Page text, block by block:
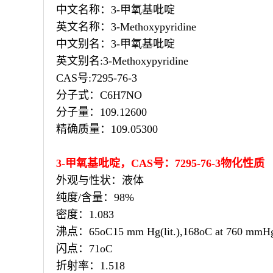
中文名称：3-甲氧基吡啶
英文名称：3-Methoxypyridine
中文别名：3-甲氧基吡啶
英文别名:3-Methoxypyridine
CAS号:7295-76-3
分子式：C6H7NO
分子量：109.12600
精确质量：109.05300
3-甲氧基吡啶，CAS号：7295-76-3物化性质
外观与性状：液体
纯度/含量：98%
密度：1.083
沸点：65oC15 mm Hg(lit.),168oC at 760
闪点：71oC
折射率：1.518